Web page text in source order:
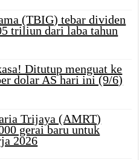
(TBIG) tebar dividen
triliun dari laba tahun
Ditutup menguat ke
dolar AS hari ini (9/6)
Trijaya (AMRT)
gerai baru untuk
2026